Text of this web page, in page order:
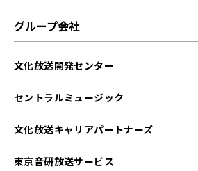
グループ会社
文化放送開発センター
セントラルミュージック
文化放送キャリアパートナーズ
東京音研放送サービス